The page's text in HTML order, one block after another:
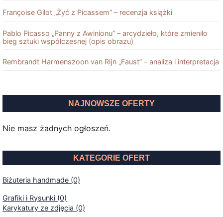
Françoise Gilot „Żyć z Picassem” – recenzja książki
Pablo Picasso „Panny z Awinionu” – arcydzieło, które zmieniło
bieg sztuki współczesnej (opis obrazu)
Rembrandt Harmenszoon van Rĳn „Faust” – analiza i interpretacja
NAJNOWSZE OFERTY
Nie masz żadnych ogłoszeń.
KATEGORIE OFERT
Biżuteria handmade (0)
Grafiki i Rysunki (0)
Karykatury ze zdjęcia (0)